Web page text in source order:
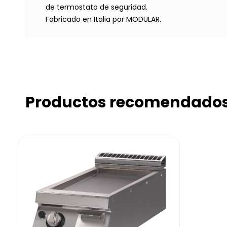
de termostato de seguridad.
Fabricado en Italia por MODULAR.
Productos